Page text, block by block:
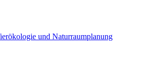
und Naturraumplanung